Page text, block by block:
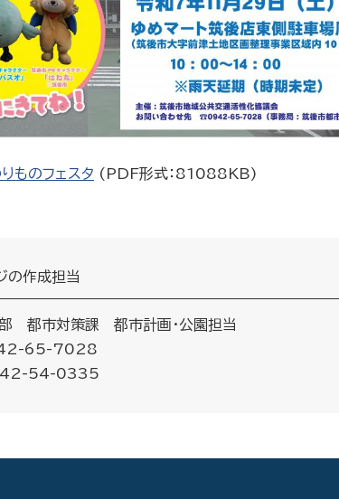
ものフェスタ (PDF形式：81088KB)
の作成担当
都市対策課 都市計画・公園担当
65-7028
54-0335